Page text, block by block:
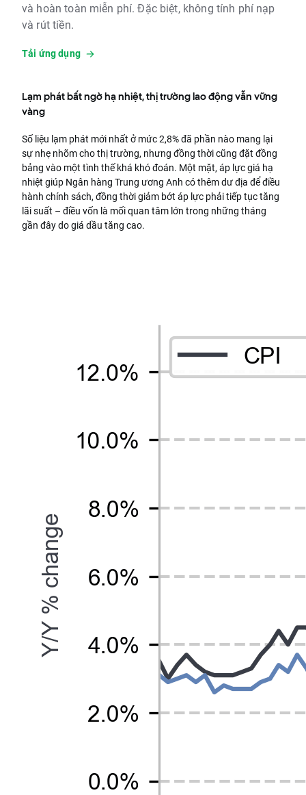
và hoàn toàn miễn phí. Đặc biệt, không tính phí nạp
và rút tiền.
Tải ứng dụng
Lạm phát bất ngờ hạ nhiệt, thị trường lao động vẫn vững
vàng
Số liệu lạm phát mới nhất ở mức 2,8% đã phần nào mang lại
sự nhẹ nhõm cho thị trường, nhưng đồng thời cũng đặt đồng
bảng vào một tình thế khá khó đoán. Một mặt, áp lực giá hạ
nhiệt giúp Ngân hàng Trung ương Anh có thêm dư địa để điều
hành chính sách, đồng thời giảm bớt áp lực phải tiếp tục tăng
lãi suất – điều vốn là mối quan tâm lớn trong những tháng
gần đây do giá dầu tăng cao.